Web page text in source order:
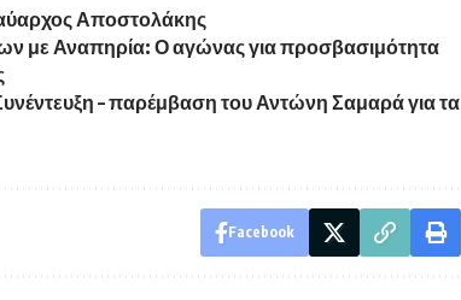
Αποστολάκης
με Αναπηρία: Ο αγώνας για προσβασιμότητα
– παρέμβαση του Αντώνη Σαμαρά για τα
Facebook